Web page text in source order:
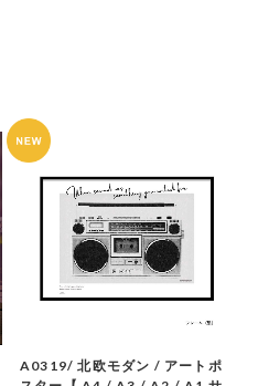
A0319/ 北欧モダン / アートポ